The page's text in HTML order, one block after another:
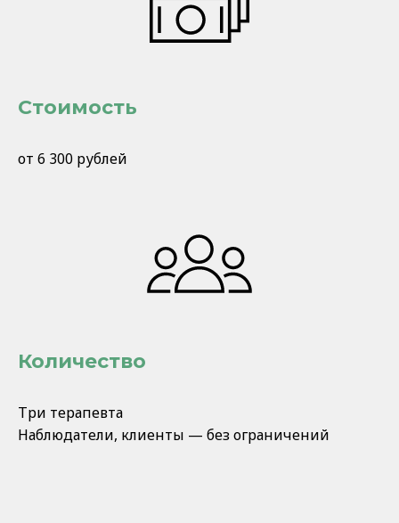
Стоимость
от 6 300 рублей
Количество
Три терапевта
Наблюдатели, клиенты — без ограничений